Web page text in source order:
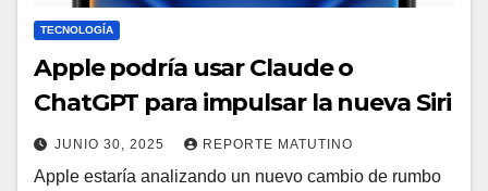
TECNOLOGÍA
Apple podría usar Claude o
ChatGPT para impulsar la nueva Siri
JUNIO 30, 2025 REPORTE MATUTINO
Apple estaría analizando un nuevo cambio de rumbo